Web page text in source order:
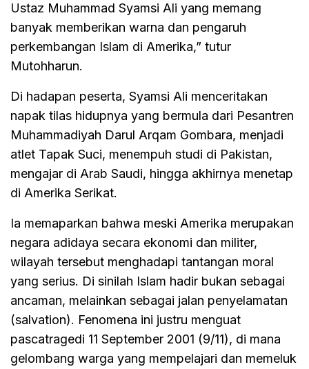
Ustaz Muhammad Syamsi Ali yang memang
banyak memberikan warna dan pengaruh
perkembangan Islam di Amerika,” tutur
Mutohharun.
Di hadapan peserta, Syamsi Ali menceritakan
napak tilas hidupnya yang bermula dari Pesantren
Muhammadiyah Darul Arqam Gombara, menjadi
atlet Tapak Suci, menempuh studi di Pakistan,
mengajar di Arab Saudi, hingga akhirnya menetap
di Amerika Serikat.
Ia memaparkan bahwa meski Amerika merupakan
negara adidaya secara ekonomi dan militer,
wilayah tersebut menghadapi tantangan moral
yang serius. Di sinilah Islam hadir bukan sebagai
ancaman, melainkan sebagai jalan penyelamatan
(salvation). Fenomena ini justru menguat
pascatragedi 11 September 2001 (9/11), di mana
gelombang warga yang mempelajari dan memeluk